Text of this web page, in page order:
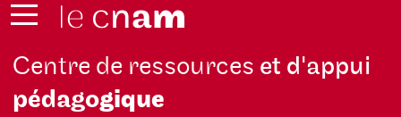
Centre de ressources et d'appui
pédagogique